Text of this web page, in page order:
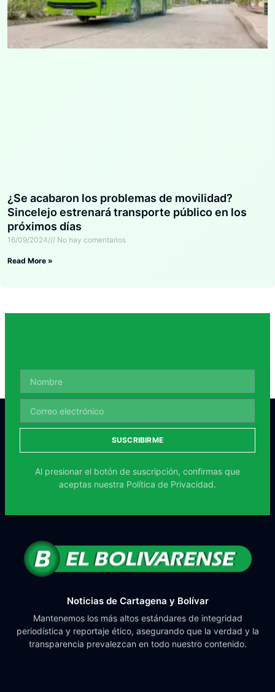
¿Se acabaron los problemas de movilidad?
Sincelejo estrenará transporte público en los
próximos días
16/09/2024 No hay comentarios
Read More »
SUSCRIBIRME
Al presionar el botón de suscripción, confirmas que
aceptas nuestra Política de Privacidad.
Noticias de Cartagena y Bolívar
Mantenemos los más altos estándares de integridad
periodística y reportaje ético, asegurando que la verdad y la
transparencia prevalezcan en todo nuestro contenido.